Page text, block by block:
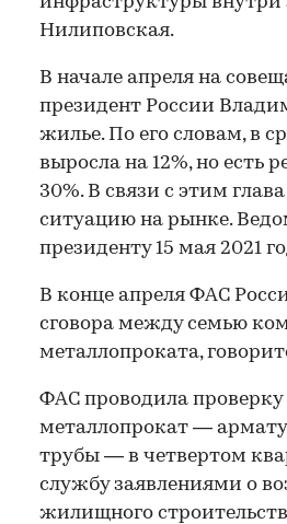
Нилиповская.
В начале апреля на
президент России
жилье. По его словам, в
выросла на 12%, но есть
30%. В связи с этим
ситуацию на рынке.
президенту 15 мая 2021
В конце апреля ФАС
сговора между семью
металлопроката,
ФАС проводила проверку
металлопрокат —
трубы — в четвертом
службу заявлениями о
жилищного